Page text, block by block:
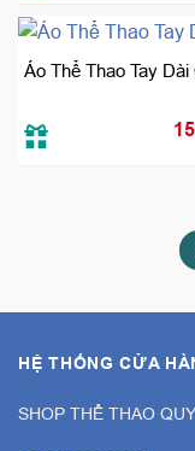
Áo Thể Thao Tay Dài
HỆ THỐNG CỬA
SHOP THỂ THAO